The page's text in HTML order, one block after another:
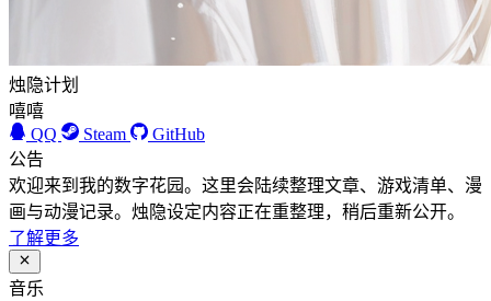
烛隐计划
嘻嘻
QQ
Steam
GitHub
公告
欢迎来到我的数字花园。这里会陆续整理文章、游戏清单、漫
画与动漫记录。烛隐设定内容正在重整理，稍后重新公开。
了解更多
音乐